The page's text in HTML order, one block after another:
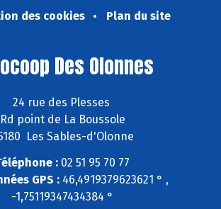
des cookies
Plan du site
Des Olonnes
24 rue des Plesses
Rd point de La Boussole
Les Sables-d'Olonne
: 02 51 95 70 77
GPS : 46,4919379623621 ° ,
-1,75119347434384 °